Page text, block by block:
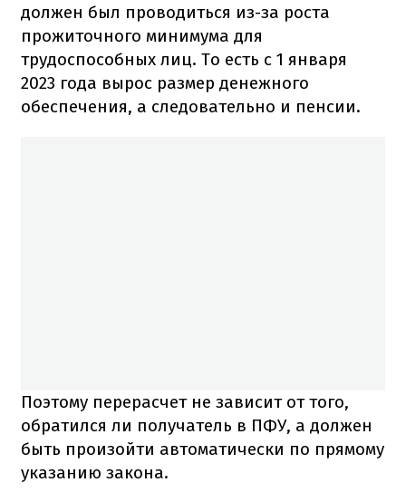
должен был проводиться из-за роста
прожиточного минимума для
трудоспособных лиц. То есть с 1 января
2023 года вырос размер денежного
обеспечения, а следовательно и пенсии.
Поэтому перерасчет не зависит от того,
обратился ли получатель в ПФУ, а должен
быть произойти автоматически по прямому
указанию закона.